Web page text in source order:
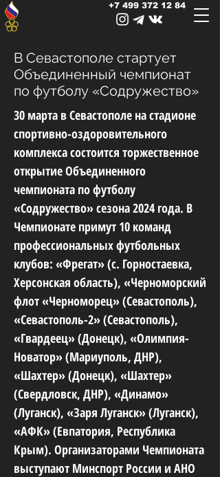
+7 499 372 12 84
В Севастополе стартует
Объединенный чемпионат
по футболу «Содружество»
30 марта в Севастополе на стадионе
спортивно-оздоровительного
комплекса состоится торжественное
открытие Объединенного
чемпионата по футболу
«Содружество» сезона 2024 года. В
Чемпионате примут 10 команд
профессиональных футбольных
клубов: «Фрегат» (с. Горностаевка,
Херсонская область), «Черноморский
флот «Черноморец» (Севастополь),
«Севастополь-2» (Севастополь),
«Гвардеец» (Донецк), «Олимпия-
Новатор» (Мариуполь, ДНР),
«Шахтер» (Донецк), «Шахтер»
(Свердловск, ДНР), «Динамо»
(Луганск), «Заря Луганск» (Луганск),
«АФК» (Евпатория, Республика
Крым). Организаторами Чемпионата
выступают Минспорт России и АНО